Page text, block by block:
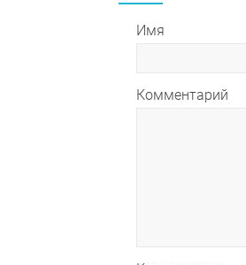
Имя
Комментарий